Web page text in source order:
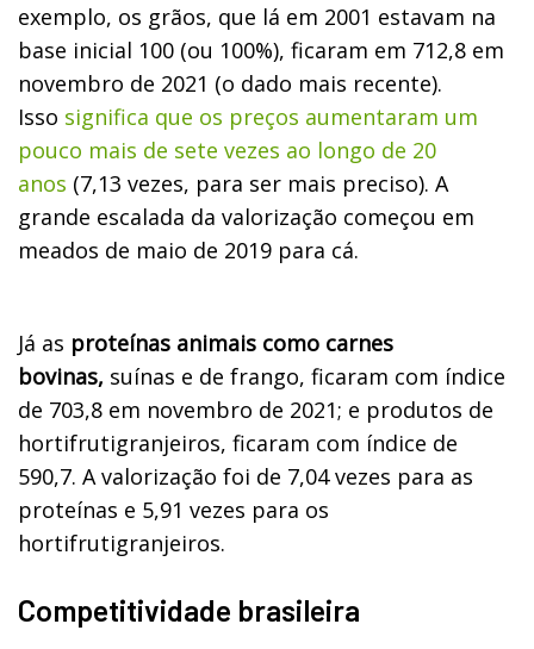
exemplo, os grãos, que lá em 2001 estavam na
base inicial 100 (ou 100%), ficaram em 712,8 em
novembro de 2021 (o dado mais recente).
Isso significa que os preços aumentaram um
pouco mais de sete vezes ao longo de 20
anos (7,13 vezes, para ser mais preciso). A
grande escalada da valorização começou em
meados de maio de 2019 para cá.
Já as proteínas animais como carnes
bovinas, suínas e de frango, ficaram com índice
de 703,8 em novembro de 2021; e produtos de
hortifrutigranjeiros, ficaram com índice de
590,7. A valorização foi de 7,04 vezes para as
proteínas e 5,91 vezes para os
hortifrutigranjeiros.
Competitividade brasileira